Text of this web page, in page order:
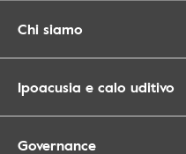
Chi siamo
Ipoacusia e calo uditivo
Governance